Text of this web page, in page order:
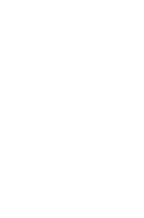
مئوية ، يوصى بعدم استخدام
السابقة : الإخراج رمح والعتاد